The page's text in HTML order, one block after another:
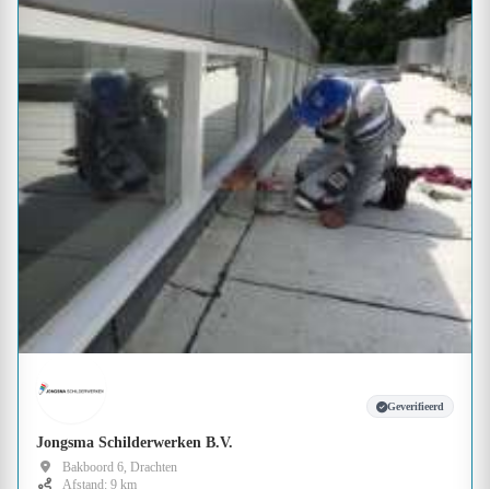
Geverifieerd
Jongsma Schilderwerken B.V.
Bakboord 6, Drachten
Afstand: 9 km